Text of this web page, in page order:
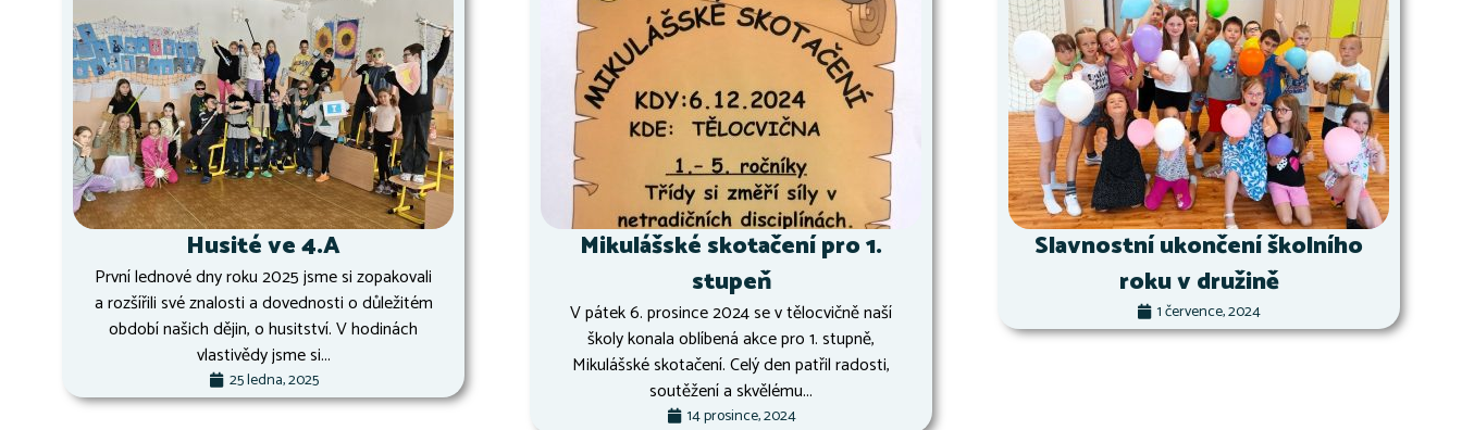
Husité ve 4.A
První lednové dny roku 2025 jsme si zopakovali
a rozšířili své znalosti a dovednosti o důležitém
období našich dějin, o husitství. V hodinách
vlastivědy jsme si...
25 ledna, 2025
Mikulášské skotačení pro 1.
stupeň
V pátek 6. prosince 2024 se v tělocvičně naší
školy konala oblíbená akce pro 1. stupně,
Mikulášské skotačení. Celý den patřil radosti,
soutěžení a skvělému...
14 prosince, 2024
Slavnostní ukončení školního
roku v družině
1 července, 2024